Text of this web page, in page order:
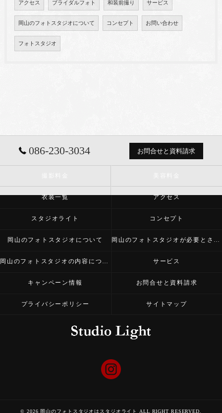
アクセス ブライダルフォト 和装前撮り サービス
岡山のフォトスタジオについて コンセプト お問い合わせ
フォトスタジオ
086-230-3034 お問合せと資料請求
衣装一覧 アクセス
スタジオライト コンセプト
岡山のフォトスタジオについて 岡山のフォトスタジオが必要とされる理由
岡山のフォトスタジオの内容について サービス
キャンペーン情報 お問合せと資料請求
プライバシーポリシー サイトマップ
© 2026 岡山のフォトスタジオはスタジオライト ALL RIGHT RESERVED.